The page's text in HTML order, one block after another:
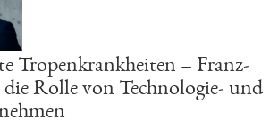
Tropenkrankheiten – Franz-
die Rolle von Technologie- und